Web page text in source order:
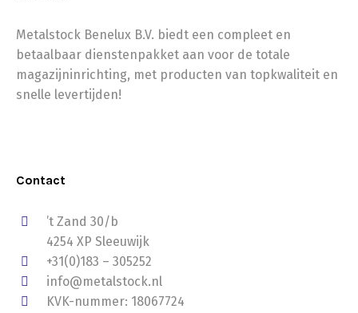
Metalstock Benelux B.V. biedt een compleet en
betaalbaar dienstenpakket aan voor de totale
magazijninrichting, met producten van topkwaliteit en
snelle levertijden!
Contact
’t Zand 30/b
4254 XP Sleeuwijk
+31(0)183 – 305252
info@metalstock.nl
KVK-nummer: 18067724